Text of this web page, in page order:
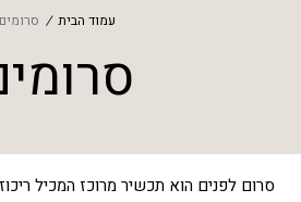
עמוד הבית / סרומים
סרום לפנים הוא תכשיר מרוכז המכיל